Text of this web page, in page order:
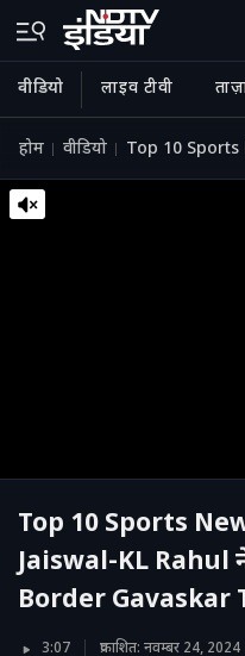
वीडियो लाइव टीवी
होम वीडियो Top 10
Top 10 Sports
Jaiswal-KL Rahul
Border Gavaskar
3:07 प्रकाशित: नवम्बर 24, 2024